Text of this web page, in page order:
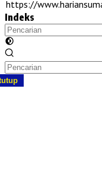
Indeks